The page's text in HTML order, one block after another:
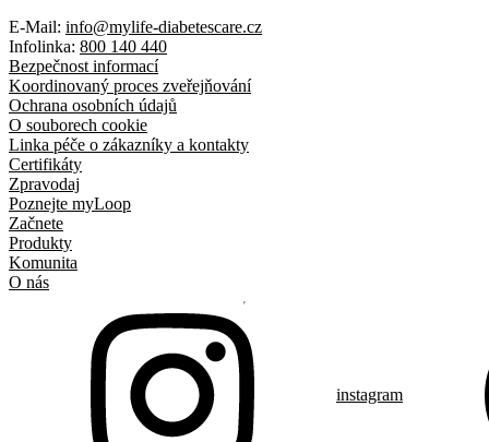
E-Mail: info@mylife-diabetescare.cz
Infolinka: 800 140 440
Bezpečnost informací
Koordinovaný proces zveřejňování
Ochrana osobních údajů
O souborech cookie
Linka péče o zákazníky a kontakty
Certifikáty
Zpravodaj
Poznejte myLoop
Začnete
Produkty
Komunita
O nás
instagram